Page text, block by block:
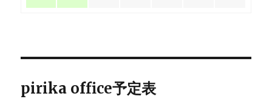
pirika office予定表